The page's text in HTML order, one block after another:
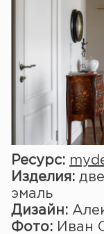
Ресурс:
Изделия:
эмаль
Дизайн:
Фото: Иван